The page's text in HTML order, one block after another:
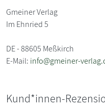
Gmeiner Verlag
Im Ehnried 5
DE - 88605 Meßkirch
E-Mail: info@gmeiner-
Kund*innen-